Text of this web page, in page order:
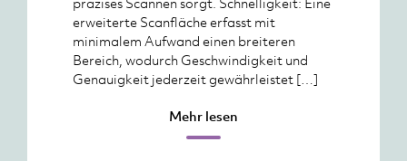
erweiterte Scanfläche erfasst mit
minimalem Aufwand einen breiteren
Bereich, wodurch Geschwindigkeit und
Genauigkeit jederzeit gewährleistet […]
Mehr lesen